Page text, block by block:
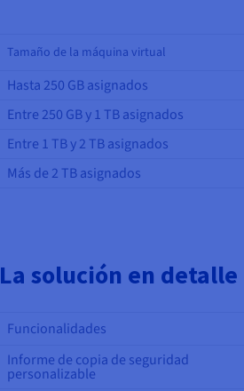
Tamaño de la máquina virtual
Hasta 250 GB asignados
Entre 250 GB y 1 TB asignados
Entre 1 TB y 2 TB asignados
Más de 2 TB asignados
La solución en detalle
Funcionalidades
Informe de copia de seguridad
personalizable